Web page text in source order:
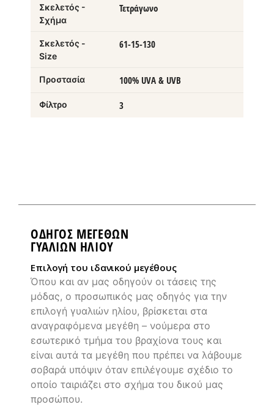
Σκελετός -
Σχήμα
Τετράγωνο
Σκελετός -
Size
61-15-130
Προστασία 100% UVA & UVB
Φίλτρο 3
ΟΔΗΓΌΣ ΜΕΓΕΘΏΝ
ΓΥΑΛΙΩΝ ΗΛΙΟΥ
Eπιλογή του ιδανικού μεγέθους
Όπου και αν μας οδηγούν οι τάσεις της
μόδας, ο προσωπικός μας οδηγός για την
επιλογή γυαλιών ηλίου, βρίσκεται στα
αναγραφόμενα μεγέθη – νούμερα στο
εσωτερικό τμήμα του βραχίονα τους και
είναι αυτά τα μεγέθη που πρέπει να λάβουμε
σοβαρά υπόψιν όταν επιλέγουμε σχέδιο το
οποίο ταιριάζει στο σχήμα του δικού μας
προσώπου.